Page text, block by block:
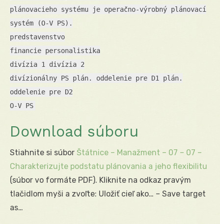
plánovacieho systému je operačno-výrobný plánovací
systém (O-V PS).
predstavenstvo
financie personalistika
divízia 1 divízia 2
divízionálny PS plán. oddelenie pre D1 plán.
oddelenie pre D2
O-V PS
Download súboru
Stiahnite si súbor Štátnice – Manažment – 07 – 07 –
Charakterizujte podstatu plánovania a jeho flexibilitu
(súbor vo formáte PDF). Kliknite na odkaz pravým
tlačidlom myši a zvoľte: Uložiť cieľ ako… – Save target
as…